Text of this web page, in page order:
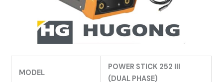
MODEL
POWER STICK 252 III
(DUAL PHASE)